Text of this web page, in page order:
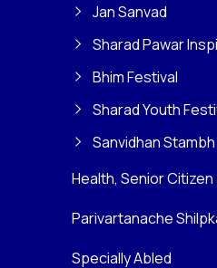
Jan Sanvad
Sharad Pawar
Bhim Festival
Sharad Youth
Sanvidhan Stambh
Health, Senior Citizen
Parivartanache
Specially Abled